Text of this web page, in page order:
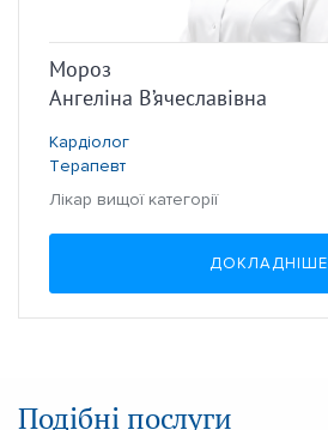
Мороз
Ангеліна В’ячеславівна
Кардіолог
Терапевт
Лікар вищої категорії
ДОКЛАДНІШЕ
Подібні послуги